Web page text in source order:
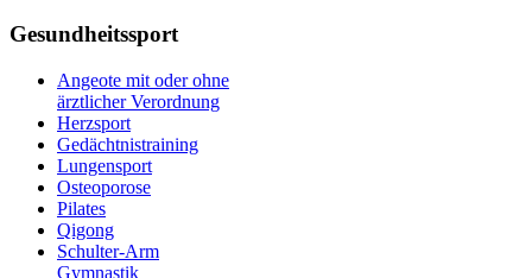
Gesundheitssport
Angeote mit oder ohne
ärztlicher Verordnung
Herzsport
Gedächtnistraining
Lungensport
Osteoporose
Pilates
Qigong
Schulter-Arm
Gymnastik